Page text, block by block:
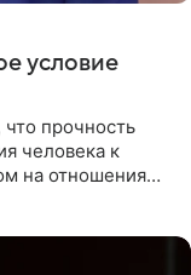
условие
прочность
человека к
на отношения